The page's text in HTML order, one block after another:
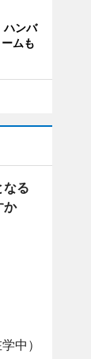
ンバ
ムも
なる
か
中）